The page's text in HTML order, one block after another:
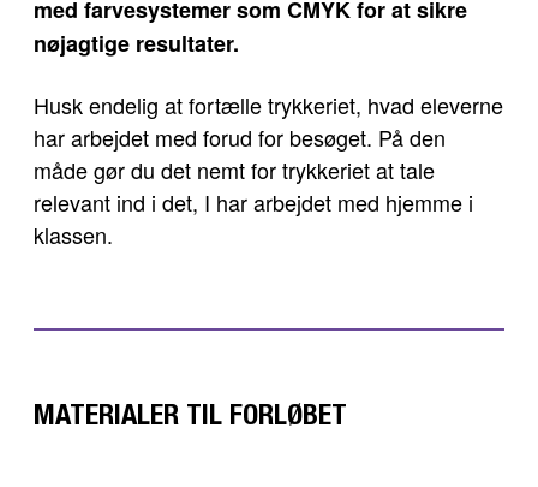
med farvesystemer som CMYK for at sikre
nøjagtige resultater.
Husk endelig at fortælle trykkeriet, hvad eleverne
har arbejdet med forud for besøget. På den
måde gør du det nemt for trykkeriet at tale
relevant ind i det, I har arbejdet med hjemme i
klassen.
MATERIALER TIL FORLØBET